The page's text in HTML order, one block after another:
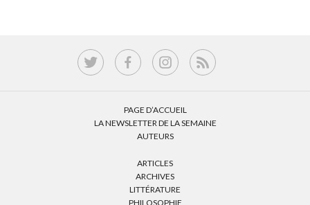
PAGE D’ACCUEIL
LA NEWSLETTER DE LA SEMAINE
AUTEURS
ARTICLES
ARCHIVES
LITTÉRATURE
PHILOSOPHIE